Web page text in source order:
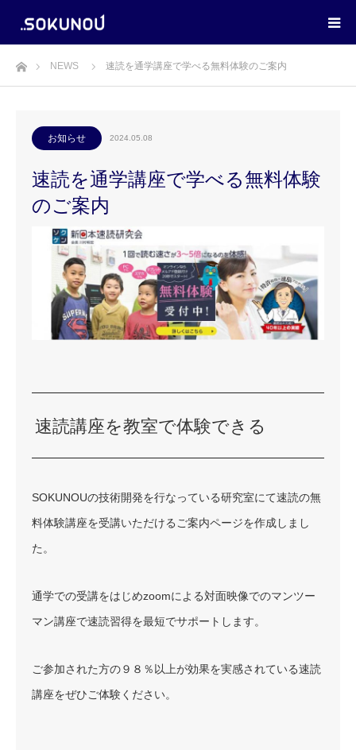
ホームNEWS 速読を通学講座で学べる無料体験のご案内
お知らせ 2024.05.08
速読を通学講座で学べる無料体験
のご案内
速読講座を教室で体験できる
SOKUNOUの技術開発を行なっている研究室にて速読の無
料体験講座を受講いただけるご案内ページを作成しまし
た。
通学での受講をはじめzoomによる対面映像でのマンツー
マン講座で速読習得を最短でサポートします。
ご参加された方の９８％以上が効果を実感されている速読
講座をぜひご体験ください。